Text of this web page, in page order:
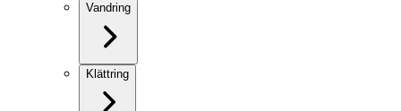
Vandring
Klättring